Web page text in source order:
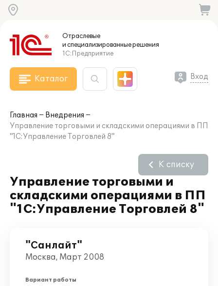
Отраслевые
и специализированныерешения
1С:Предприятие
Каталог Вход
Главная
Внедрения
Управление торговыми и складскими операциями в ПП
"1С:Управление Торговлей 8"
Управление торговыми и
складскими операциями в ПП
"1С:Управление Торговлей 8"
К списку
"Санлайт"
Москва, Март 2008
Вариант работы